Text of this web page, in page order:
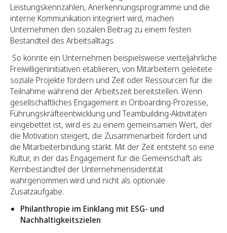
Leistungskennzahlen, Anerkennungsprogramme und die
interne Kommunikation integriert wird, machen
Unternehmen den sozialen Beitrag zu einem festen
Bestandteil des Arbeitsalltags.
So könnte ein Unternehmen beispielsweise vierteljährliche
Freiwilligeninitiativen etablieren, von Mitarbeitern geleitete
soziale Projekte fördern und Zeit oder Ressourcen für die
Teilnahme während der Arbeitszeit bereitstellen. Wenn
gesellschaftliches Engagement in Onboarding-Prozesse,
Führungskräfteentwicklung und Teambuilding-Aktivitäten
eingebettet ist, wird es zu einem gemeinsamen Wert, der
die Motivation steigert, die Zusammenarbeit fördert und
die Mitarbeiterbindung stärkt. Mit der Zeit entsteht so eine
Kultur, in der das Engagement für die Gemeinschaft als
Kernbestandteil der Unternehmensidentität
wahrgenommen wird und nicht als optionale
Zusatzaufgabe.
Philanthropie im Einklang mit ESG- und
Nachhaltigkeitszielen